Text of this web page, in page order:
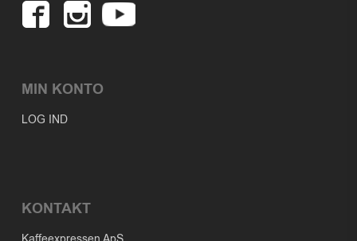
MIN KONTO
LOG IND
KONTAKT